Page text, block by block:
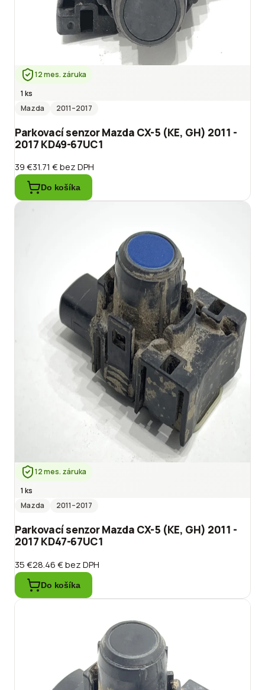
12 mes. záruka
1 ks
Mazda
2011–2017
Parkovací senzor Mazda CX-5 (KE, GH) 2011 -
2017 KD49-67UC1
39 €31.71 €bez DPH
Do košíka
12 mes. záruka
1 ks
Mazda
2011–2017
Parkovací senzor Mazda CX-5 (KE, GH) 2011 -
2017 KD47-67UC1
35 €28.46 €bez DPH
Do košíka